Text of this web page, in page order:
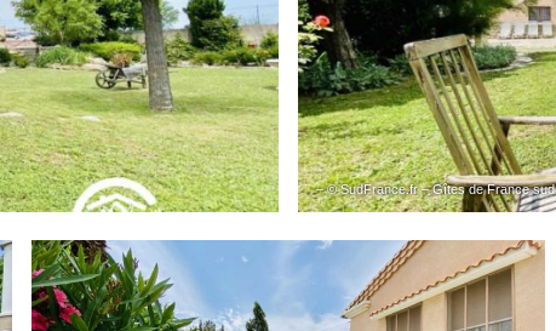
– © SudFrance.fr – Gîtes de France sud